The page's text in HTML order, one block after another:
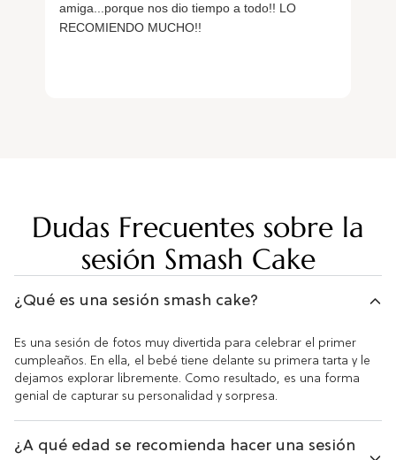
amiga...porque nos dio tiempo a todo!! LO
RECOMIENDO MUCHO!!
Dudas Frecuentes sobre la
sesión Smash Cake
¿Qué es una sesión smash cake?
Es una sesión de fotos muy divertida para celebrar el primer
cumpleaños. En ella, el bebé tiene delante su primera tarta y le
dejamos explorar libremente. Como resultado, es una forma
genial de capturar su personalidad y sorpresa.
¿A qué edad se recomienda hacer una sesión